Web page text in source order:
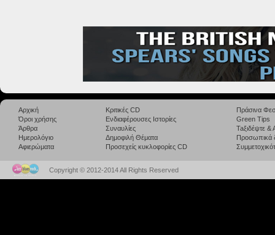
Αρχική
Όροι χρήσης
Άρθρα
Ημερολόγιο
Αφιερώματα
Κριτικές CD
Ενδιαφέρουσες Ιστορίες
Συναυλίες
Δημοφιλή Θέματα
Προσεχείς κυκλοφορίες CD
Πράσινα
Green Tips
Taξιδέψτε
Προσωπικά
Copyright © 2012-2014 All Rights Reserved